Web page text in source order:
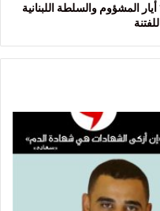
“القومي”: “اتفاق الاطار” نسخة عن 17 أيار المشؤوم والسلطة اللبنانية